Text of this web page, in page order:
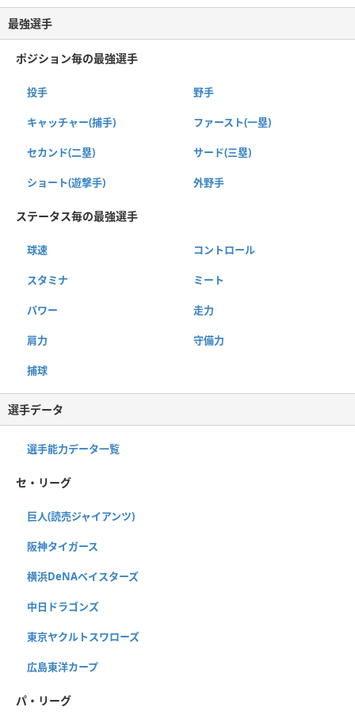
最強選手
ポジション毎の最強選手
投手 野手
キャッチャー(捕手) ファースト(一塁)
セカンド(二塁) サード(三塁)
ショート(遊撃手) 外野手
ステータス毎の最強選手
球速 コントロール
スタミナ ミート
パワー 走力
肩力 守備力
捕球
選手データ
選手能力データ一覧
セ・リーグ
巨人(読売ジャイアンツ)
阪神タイガース
横浜DeNAベイスターズ
中日ドラゴンズ
東京ヤクルトスワローズ
広島東洋カープ
パ・リーグ